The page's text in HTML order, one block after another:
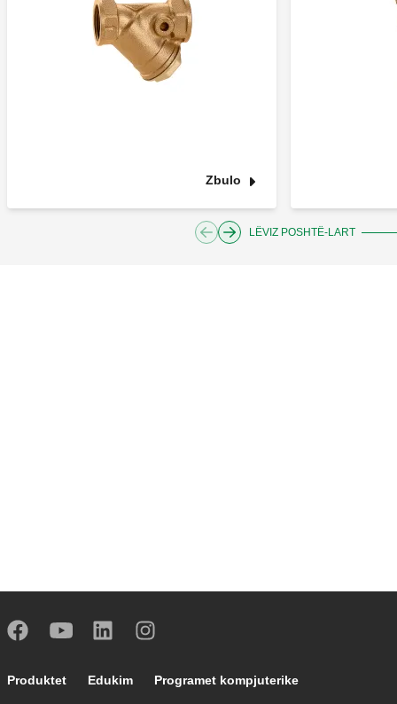
Zbulo
LËVIZ POSHTË-LART
Footer main navigation
Produktet Edukim Programet kompjuterike